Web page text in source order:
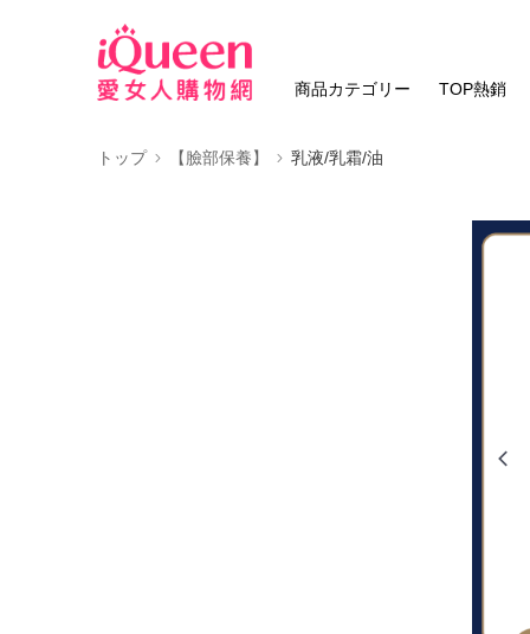
商品カテゴリー TOP熱銷
トップ 【臉部保養】 乳液/乳霜/油